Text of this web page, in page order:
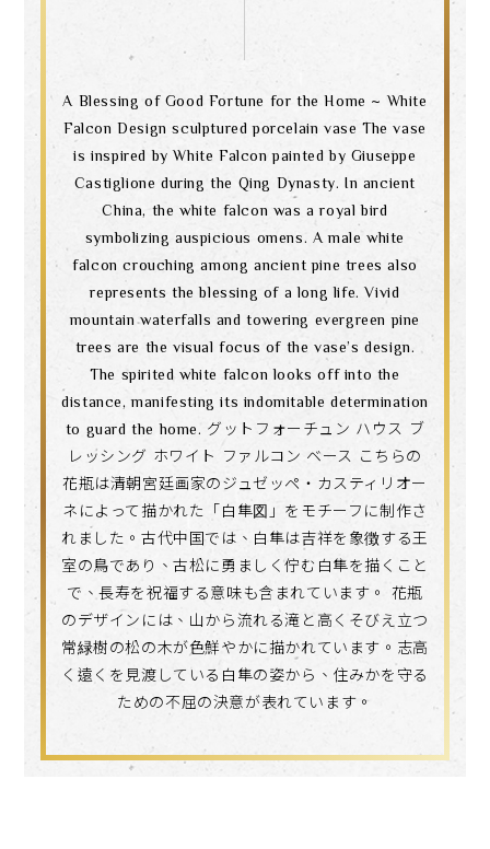
A Blessing of Good Fortune for the Home ~ White
Falcon Design sculptured porcelain vase The vase
is inspired by White Falcon painted by Giuseppe
Castiglione during the Qing Dynasty. In ancient
China, the white falcon was a royal bird
symbolizing auspicious omens. A male white
falcon crouching among ancient pine trees also
represents the blessing of a long life. Vivid
mountain waterfalls and towering evergreen pine
trees are the visual focus of the vase’s design.
The spirited white falcon looks off into the
distance, manifesting its indomitable determination
to guard the home. グットフォーチュン ハウス ブ
レッシング ホワイト ファルコン ベース こちらの
花瓶は清朝宮廷画家のジュゼッペ・カスティリオー
ネによって描かれた「白隼図」をモチーフに制作さ
れました。古代中国では、白隼は吉祥を象徴する王
室の鳥であり、古松に勇ましく佇む白隼を描くこと
で、長寿を祝福する意味も含まれています。 花瓶
のデザインには、山から流れる滝と高くそびえ立つ
常緑樹の松の木が色鮮やかに描かれています。志高
く遠くを見渡している白隼の姿から、住みかを守る
ための不屈の決意が表れています。